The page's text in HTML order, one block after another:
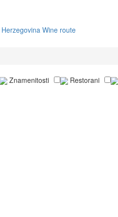
Znamenitosti Restorani